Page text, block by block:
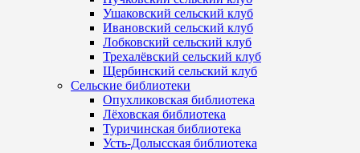
Ушаковский сельский клуб
Ивановский сельский клуб
Лобковский сельский клуб
Трехалёвский сельский клуб
Щербинский сельский клуб
Сельские библиотеки
Опухликовская библиотека
Лёховская библиотека
Туричинская библиотека
Усть-Долысская библиотека